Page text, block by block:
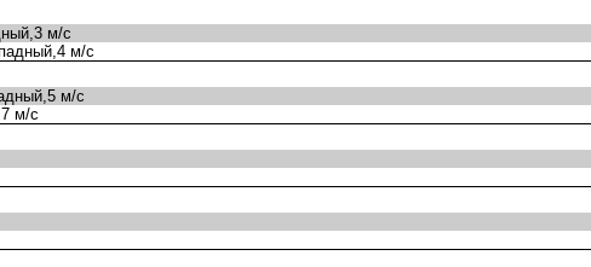
м/с
м/с
м/с
м/с